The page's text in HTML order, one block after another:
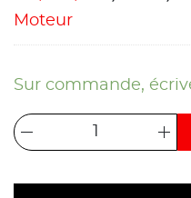
Moteur
Sur commande,